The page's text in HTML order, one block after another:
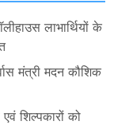
लाभार्थियों के
मंत्री मदन कौशिक
शिल्पकारों को